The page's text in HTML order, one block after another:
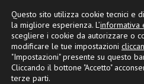
Questo sito utilizza cookie tecnici e
la migliore esperienza. L’informativa
scegliere i cookie da autorizzare o
modificare le tue impostazioni
"Impostazioni" presente su questo
Cliccando il bottone "Accetto"
terze parti.